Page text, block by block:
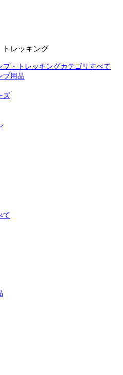
トレッキング
プ・トレッキングカテゴリすべて
プ用品
ズ
て